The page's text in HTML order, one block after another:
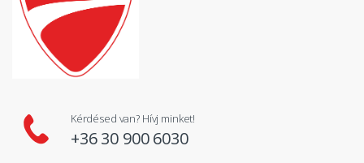
Kérdésed van? Hívj minket!
+36 30 900 6030